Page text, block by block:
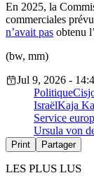
En 2025, la
commerciales
n’avait pas obtenu
(bw, mm)
Jul 9, 2026 -
Politique
IsraëlKaja
Service
Ursula von
Print Partager
LES PLUS LUS